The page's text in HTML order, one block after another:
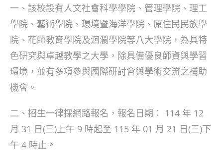
一、該校設有人文社會科學學院、管理學院、理工
學院、藝術學院、環境暨海洋學院、原住民民族學
院、花師教育學院及洄瀾學院等八大學院，為具特
色研究與卓越教學之大學，除具備優良師資與學習
環境，並有多項參與國際研討會與學術交流之補助
機會。
二、招生一律採網路報名，報名日期： 114 年 12
月 31 日(三)上午 9 時起至 115 年 01 月 21 日(三)下
午 4 時止。